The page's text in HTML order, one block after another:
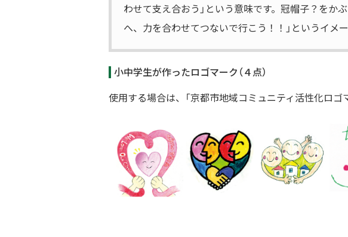
わせて支え合おう」という意味です。冠帽子？をか
へ、力を合わせてつないで行こう！！」というイメー
小中学生が作ったロゴマーク（４点）
使用する場合は、「京都市地域コミュニティ活性化ロゴ